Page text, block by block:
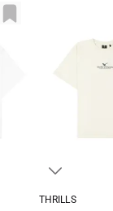
THRILLS